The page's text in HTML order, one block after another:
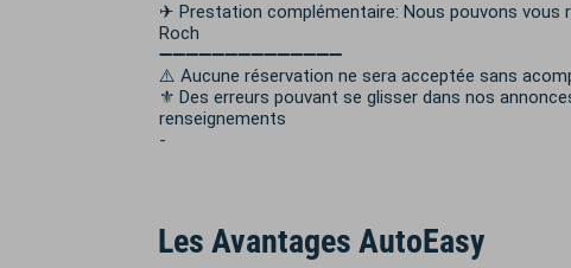
✈ Prestation complémentaire: Nous pouvons vous
Roch
➖➖➖➖➖➖➖➖➖➖➖➖➖➖
⚠️ Aucune réservation ne sera acceptée sans
⚜️ Des erreurs pouvant se glisser dans nos
renseignements
-
Les Avantages AutoEasy